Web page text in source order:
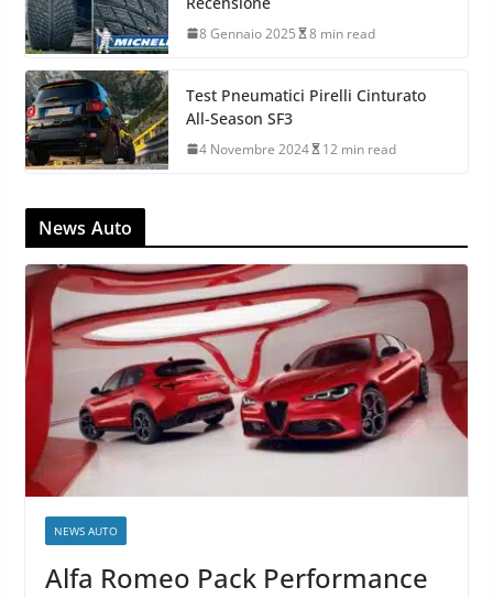
8 Gennaio 2025 8 min read
Test Pneumatici Pirelli Cinturato
All-Season SF3
4 Novembre 2024 12 min read
News Auto
NEWS AUTO
Alfa Romeo Pack Performance